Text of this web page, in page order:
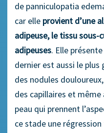
de panniculopatia
car elle provient d’une
adipeuse, le tissu sous-
adipeuses. Elle
dernier est aussi le plus
des nodules
des capillaires et même
peau qui prennent
ce stade une